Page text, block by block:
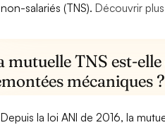
non-salariés (TNS).Découvrir
mutuelle TNS est-
mécaniques ?
Depuis la loi ANI de 2016, la